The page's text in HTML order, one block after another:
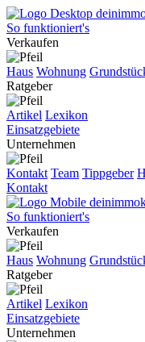
So funktioniert's
Verkaufen
Haus Wohnung
Ratgeber
Artikel Lexikon
Einsatzgebiete
Unternehmen
Kontakt Team Tippgeber
Kontakt
So funktioniert's
Verkaufen
Haus Wohnung
Ratgeber
Artikel Lexikon
Einsatzgebiete
Unternehmen